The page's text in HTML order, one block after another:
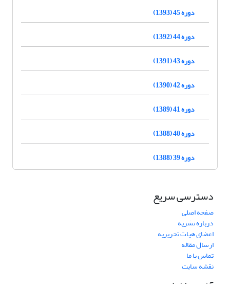
دوره 45 (1393)
دوره 44 (1392)
دوره 43 (1391)
دوره 42 (1390)
دوره 41 (1389)
دوره 40 (1388)
دوره 39 (1388)
دسترسی سریع
صفحه اصلی
درباره نشریه
اعضای هیات تحریریه
ارسال مقاله
تماس با ما
نقشه سایت